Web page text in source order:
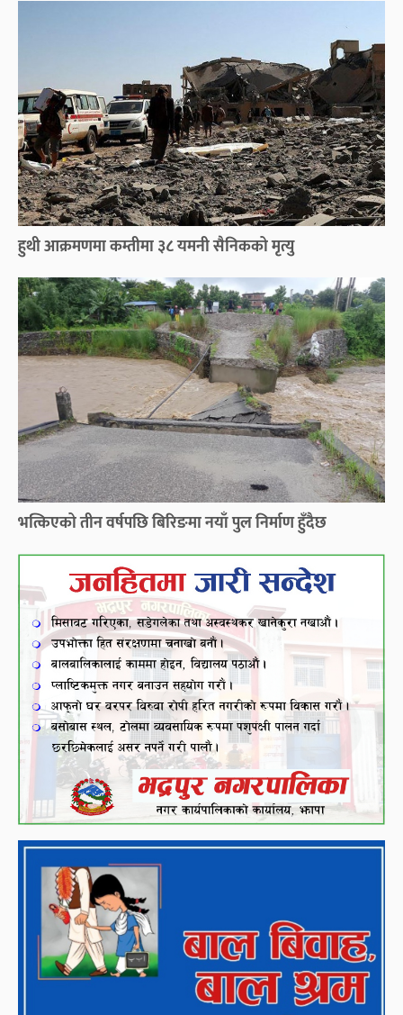
हुथी आक्रमणमा कम्तीमा ३८ यमनी सैनिकको मृत्यु
भत्किएको तीन वर्षपछि बिरिङमा नयाँ पुल निर्माण हुँदैछ